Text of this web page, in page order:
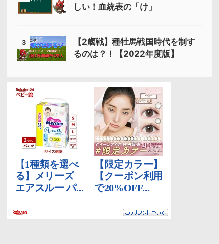
しい！血統表の「け」
3
【2歳戦】種牡馬戦国時代を制す
るのは？！【2022年度版】